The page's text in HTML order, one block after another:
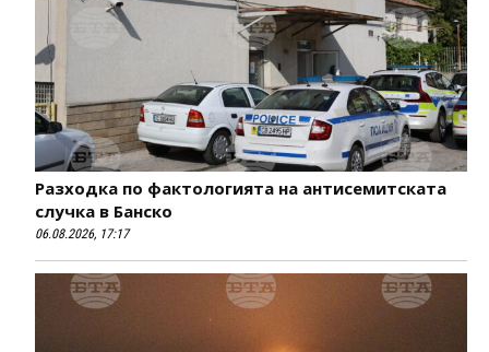
Разходка по фактологията на антисемитската
случка в Банско
06.08.2026, 17:17